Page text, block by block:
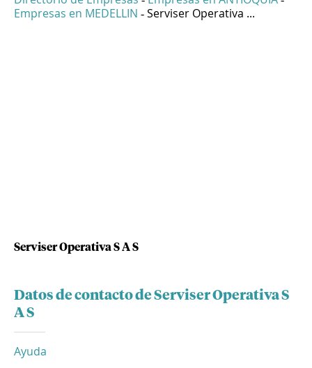
Empresas en MEDELLIN - Serviser Operativa ...
Serviser Operativa S A S
Datos de contacto de Serviser Operativa S
A S
Ayuda